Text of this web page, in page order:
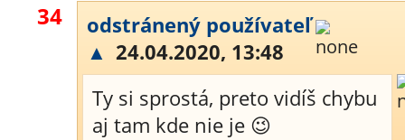
34
odstránený používateľ
▲ 24.04.2020, 13:48
Ty si sprostá, preto vidíš chybu
aj tam kde nie je 😉